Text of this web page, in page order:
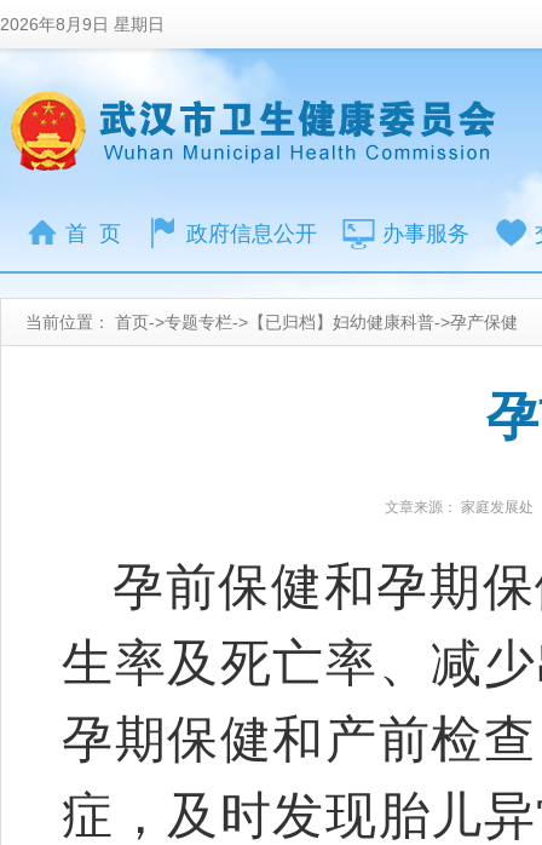
2026年8月9日 星期日
首 页 政府信息公开 办事服务
当前位置： 首页->专题专栏-> 【已归档】妇幼健康科普->孕产保健
文章来源： 家庭发展
孕前保健和孕期
生率及死亡率、减
孕期保健和产前检
症，及时发现胎儿